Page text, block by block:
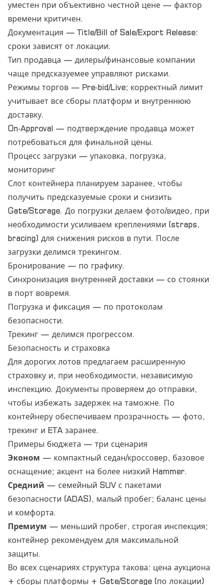
уместен при объективно честной цене — фактор
времени критичен.
Документация — Title/Bill of Sale/Export Release:
сроки зависят от локации.
Тип продавца — дилеры/финансовые компании
чаще предсказуемее управляют рисками.
Режимы торгов — Pre‑bid/Live; корректный лимит
учитывает все сборы платформ и внутреннюю
доставку.
On‑Approval — подтверждение продавца может
потребоваться для финальной цены.
Процесс загрузки — упаковка, погрузка,
мониторинг
Слот контейнера планируем заранее, чтобы
получить предсказуемые сроки и снизить
Gate/Storage. До погрузки делаем фото/видео, при
необходимости усиливаем креплениями (straps,
bracing) для снижения рисков в пути. После
загрузки делимся трекингом.
Бронирование — по графику.
Синхронизация внутренней доставки — со стоянки
в порт вовремя.
Погрузка и фиксация — по протоколам
безопасности.
Трекинг — делимся прогрессом.
Безопасность и страховка
Для дорогих лотов предлагаем расширенную
страховку и, при необходимости, независимую
инспекцию. Документы проверяем до отправки,
чтобы избежать задержек на таможне. По
контейнеру обеспечиваем прозрачность — фото,
трекинг и ETA заранее.
Примеры бюджета — три сценария
Эконом — компактный седан/кроссовер, базовое
оснащение; акцент на более низкий Hammer.
Средний — семейный SUV с пакетами
безопасности (ADAS), малый пробег; баланс цены
и комфорта.
Премиум — меньший пробег, строгая инспекция;
контейнер рекомендуем для максимальной
защиты.
Во всех сценариях структура такова: цена аукциона
+ сборы платформы + Gate/Storage (по локации)